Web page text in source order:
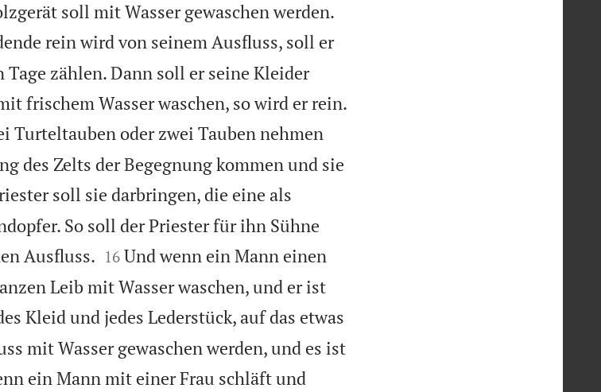
soll mit Wasser gewaschen werden.
rein wird von seinem Ausfluss, soll er
zählen. Dann soll er seine Kleider
frischem Wasser waschen, so wird er rein.
Turteltauben oder zwei Tauben nehmen
des Zelts der Begegnung kommen und sie
soll sie darbringen, die eine als
So soll der Priester für ihn Sühne
Ausfluss.
16 Und wenn ein Mann einen
Leib mit Wasser waschen, und er ist
Kleid und jedes Lederstück, auf das etwas
mit Wasser gewaschen werden, und es ist
ein Mann mit einer Frau schläft und